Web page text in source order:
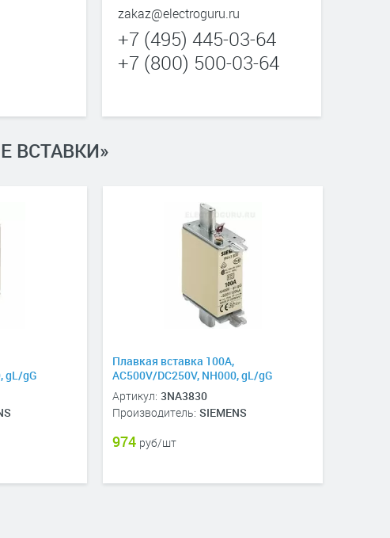
zakaz@electroguru.ru
+7 (495) 445-03-64
+7 (800) 500-03-64
ВСТАВКИ»
gL/gG
Плавкая вставка 100A,
AC500V/DC250V, NH000, gL/gG
Артикул: 3NA3830
Производитель: SIEMENS
974 руб/шт